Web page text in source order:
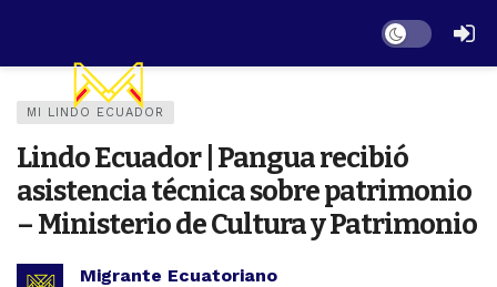
Dark mode
MI LINDO ECUADOR
Lindo Ecuador | Pangua recibió
asistencia técnica sobre patrimonio
– Ministerio de Cultura y Patrimonio
Migrante Ecuatoriano